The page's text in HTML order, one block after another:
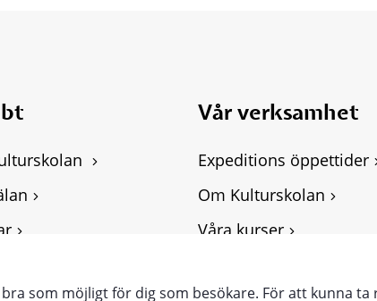
som möjligt för dig som besökare. För att kunna
Vår verksamhet
Expeditions öppettider
Om Kulturskolan
Våra kurser